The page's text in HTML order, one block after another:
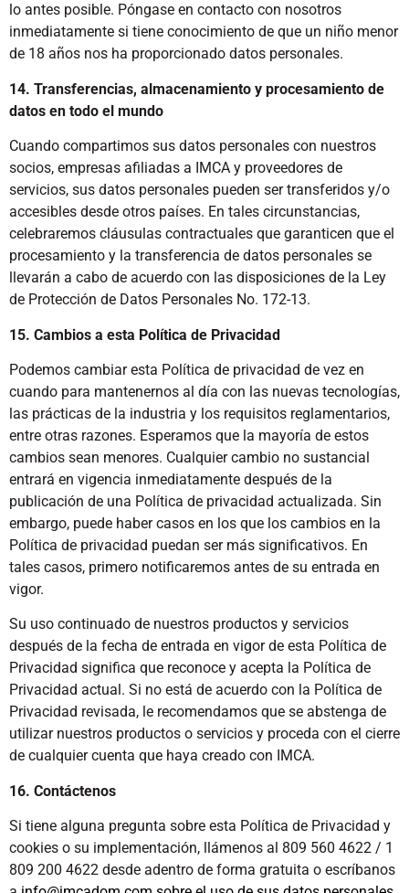
lo antes posible. Póngase en contacto con nosotros
inmediatamente si tiene conocimiento de que un niño menor
de 18 años nos ha proporcionado datos personales.
14. Transferencias, almacenamiento y procesamiento de
datos en todo el mundo
Cuando compartimos sus datos personales con nuestros
socios, empresas afiliadas a IMCA y proveedores de
servicios, sus datos personales pueden ser transferidos y/o
accesibles desde otros países. En tales circunstancias,
celebraremos cláusulas contractuales que garanticen que el
procesamiento y la transferencia de datos personales se
llevarán a cabo de acuerdo con las disposiciones de la Ley
de Protección de Datos Personales No. 172-13.
15. Cambios a esta Política de Privacidad
Podemos cambiar esta Política de privacidad de vez en
cuando para mantenernos al día con las nuevas tecnologías,
las prácticas de la industria y los requisitos reglamentarios,
entre otras razones. Esperamos que la mayoría de estos
cambios sean menores. Cualquier cambio no sustancial
entrará en vigencia inmediatamente después de la
publicación de una Política de privacidad actualizada. Sin
embargo, puede haber casos en los que los cambios en la
Política de privacidad puedan ser más significativos. En
tales casos, primero notificaremos antes de su entrada en
vigor.
Su uso continuado de nuestros productos y servicios
después de la fecha de entrada en vigor de esta Política de
Privacidad significa que reconoce y acepta la Política de
Privacidad actual. Si no está de acuerdo con la Política de
Privacidad revisada, le recomendamos que se abstenga de
utilizar nuestros productos o servicios y proceda con el cierre
de cualquier cuenta que haya creado con IMCA.
16. Contáctenos
Si tiene alguna pregunta sobre esta Política de Privacidad y
cookies o su implementación, llámenos al 809 560 4622 / 1
809 200 4622 desde adentro de forma gratuita o escríbanos